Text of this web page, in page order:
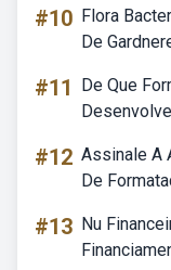
#10 Flora
De
#11
De Que
#12 Assinale A
De
#13 Nu